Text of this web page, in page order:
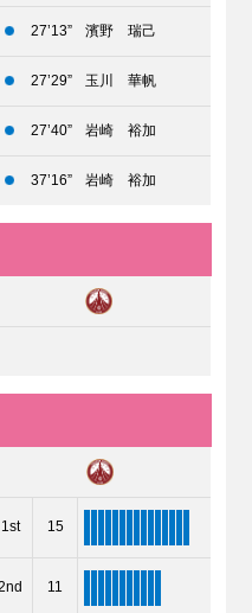
27’13” 濱野 瑞己
27’29” 玉川 華帆
27’40” 岩崎 裕加
37’16” 岩崎 裕加
1st 15
11